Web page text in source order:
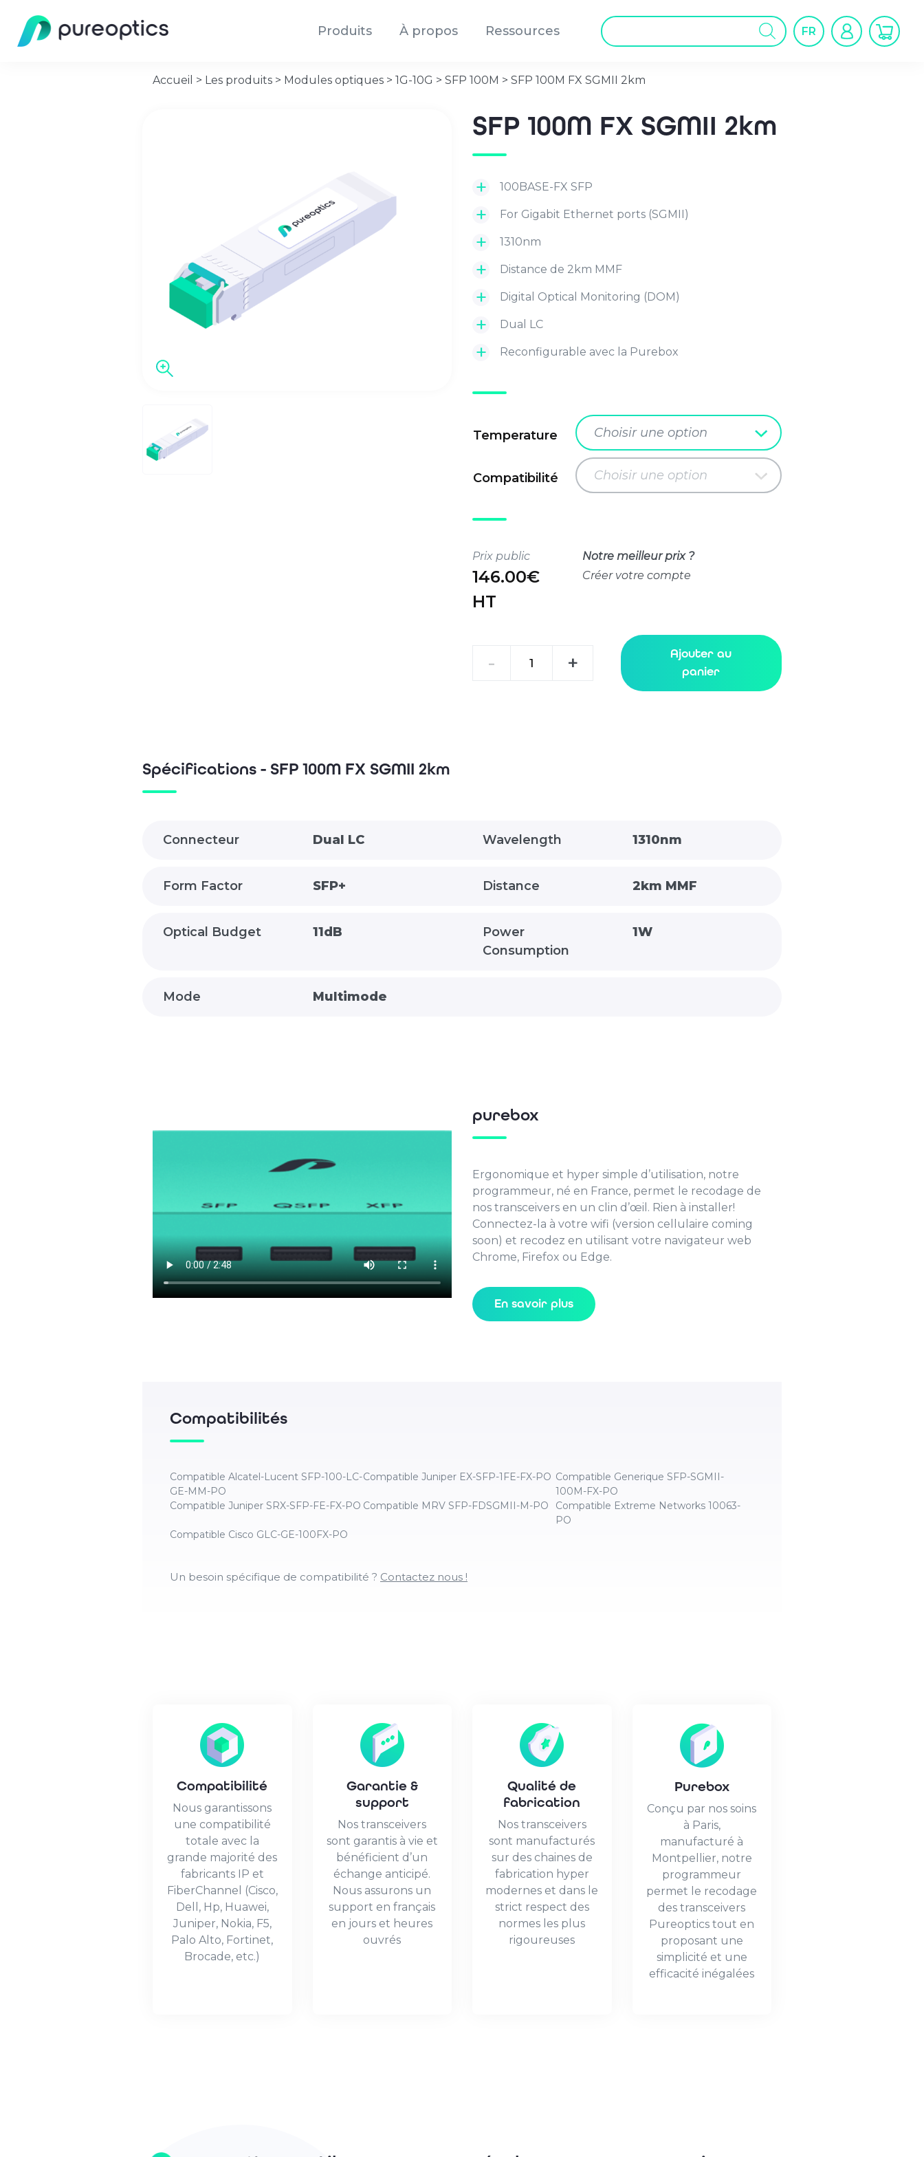
Produits À propos Ressources
Recherche
de
produits
FR
Accueil > Les produits > Modules optiques > 1G-10G > SFP 100M > SFP 100M FX SGMII 2km
SFP 100M FX SGMII 2km
100BASE-FX SFP
For Gigabit Ethernet ports (SGMII)
1310nm
Distance de 2km MMF
Digital Optical Monitoring (DOM)
Dual LC
Reconfigurable avec la Purebox
Temperature Choisir une option
Compatibilité Choisir une option
Prix public
146.00€
HT
Notre meilleur prix ?
Créer votre compte
- +
Ajouter au
panier
Spécifications - SFP 100M FX SGMII 2km
Connecteur Dual LC Wavelength 1310nm
Form Factor SFP+ Distance 2km MMF
Optical Budget 11dB
Power
Consumption
1W
Mode Multimode
purebox
Ergonomique et hyper simple d’utilisation, notre
programmeur, né en France, permet le recodage de
nos transceivers en un clin d’œil. Rien à installer!
Connectez-la à votre wifi (version cellulaire coming
soon) et recodez en utilisant votre navigateur web
Chrome, Firefox ou Edge.
En savoir plus
Compatibilités
Compatible Alcatel-Lucent SFP-100-LC-
GE-MM-PO
Compatible Juniper EX-SFP-1FE-FX-PO Compatible Generique SFP-SGMII-
100M-FX-PO
Compatible Juniper SRX-SFP-FE-FX-PO Compatible MRV SFP-FDSGMII-M-PO
Compatible Extreme Networks 10063-
PO
Compatible Cisco GLC-GE-100FX-PO
Un besoin spécifique de compatibilité ? Contactez nous !
Compatibilité
Nous garantissons
une compatibilité
totale avec la
grande majorité des
fabricants IP et
FiberChannel (Cisco,
Dell, Hp, Huawei,
Juniper, Nokia, F5,
Palo Alto, Fortinet,
Brocade, etc.)
Garantie &
support
Nos transceivers
sont garantis à vie et
bénéficient d’un
échange anticipé.
Nous assurons un
support en français
en jours et heures
ouvrés
Qualité de
fabrication
Nos transceivers
sont manufacturés
sur des chaines de
fabrication hyper
modernes et dans le
strict respect des
normes les plus
rigoureuses
Purebox
Conçu par nos soins
à Paris,
manufacturé à
Montpellier, notre
programmeur
permet le recodage
des transceivers
Pureoptics tout en
proposant une
simplicité et une
efficacité inégalées